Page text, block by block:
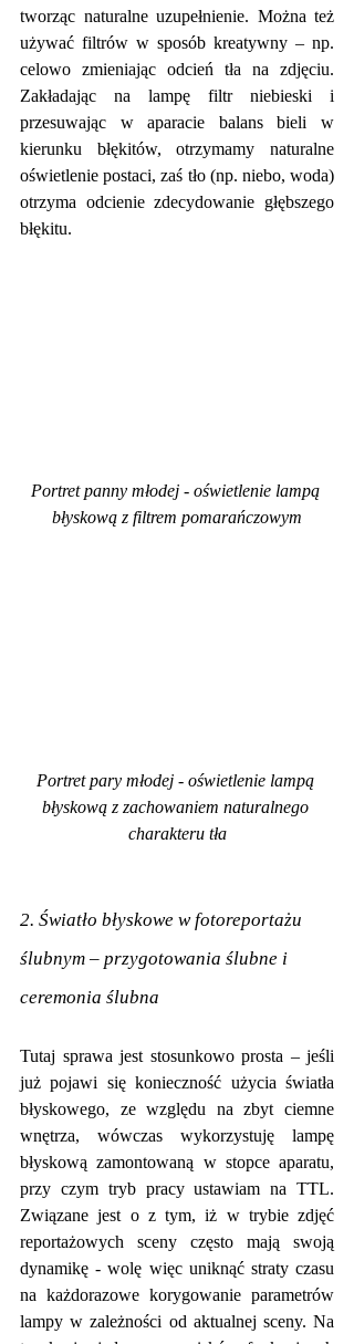
tworząc naturalne uzupełnienie. Można też
używać filtrów w sposób kreatywny – np.
celowo zmieniając odcień tła na zdjęciu.
Zakładając na lampę filtr niebieski i
przesuwając w aparacie balans bieli w
kierunku błękitów, otrzymamy naturalne
oświetlenie postaci, zaś tło (np. niebo, woda)
otrzyma odcienie zdecydowanie głębszego
błękitu.
Portret panny młodej - oświetlenie lampą
błyskową z filtrem pomarańczowym
Portret pary młodej - oświetlenie lampą
błyskową z zachowaniem naturalnego
charakteru tła
2. Światło błyskowe w fotoreportażu
ślubnym – przygotowania ślubne i
ceremonia ślubna
Tutaj sprawa jest stosunkowo prosta – jeśli
już pojawi się konieczność użycia światła
błyskowego, ze względu na zbyt ciemne
wnętrza, wówczas wykorzystuję lampę
błyskową zamontowaną w stopce aparatu,
przy czym tryb pracy ustawiam na TTL.
Związane jest o z tym, iż w trybie zdjęć
reportażowych sceny często mają swoją
dynamikę - wolę więc uniknąć straty czasu
na każdorazowe korygowanie parametrów
lampy w zależności od aktualnej sceny. Na